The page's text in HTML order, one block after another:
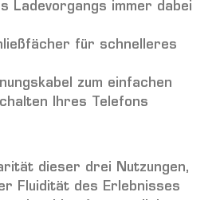
Ladevorgangs immer dabei
für schnelleres
zum einfachen
Ihres Telefons
dieser drei Nutzungen,
Fluidität des Erlebnisses